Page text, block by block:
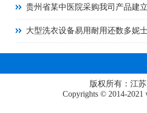
贵州省某中医院采购我司产品建
大型洗衣设备易用耐用还数多妮
版权所有：江
Copyrights © 2014-2021